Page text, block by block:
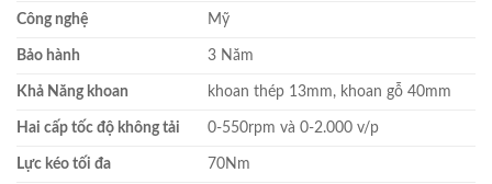
Công nghệ Mỹ
Bảo hành 3 Năm
Khả Năng khoan khoan thép 13mm, khoan gỗ 40mm
Hai cấp tốc độ không tải 0-550rpm và 0-2.000 v/p
Lực kéo tối đa 70Nm